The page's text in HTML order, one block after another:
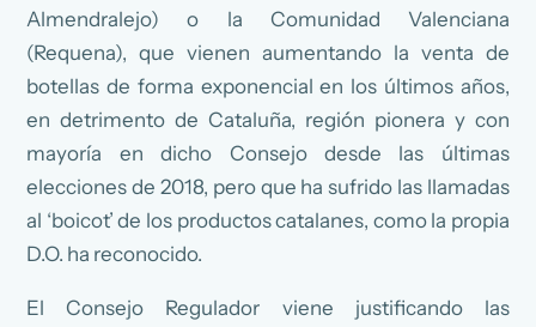
Almendralejo) o la Comunidad Valenciana
(Requena), que vienen aumentando la venta de
botellas de forma exponencial en los últimos años,
en detrimento de Cataluña, región pionera y con
mayoría en dicho Consejo desde las últimas
elecciones de 2018, pero que ha sufrido las llamadas
al ‘boicot’ de los productos catalanes, como la propia
D.O. ha reconocido.
El Consejo Regulador viene justificando las